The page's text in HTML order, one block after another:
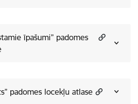
īpašumi” padomes
padomes locekļu atlase